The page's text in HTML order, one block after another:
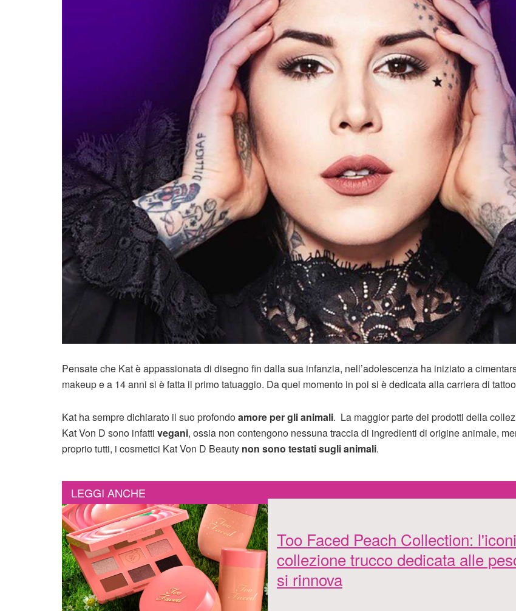
Pensate che Kat è appassionata di disegno fin dalla sua infanzia, nell’adolescenza ha iniziato a
makeup e a 14 anni si è fatta il primo tatuaggio. Da quel momento in poi si è dedicata alla carriera di
Kat ha sempre dichiarato il suo profondoamore per gli animali. La maggior parte dei prodotti della
Kat Von D sono infatti vegani, ossia non contengono nessuna traccia di ingredienti di origine animale,
proprio tutti, i cosmetici Kat Von D Beauty non sono testati sugli animali.
LEGGI ANCHE
Too Faced Peach Collection:
collezione trucco dedicata alle
si rinnova